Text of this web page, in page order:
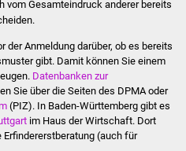
Formulare
Bürgerinfos
Bildung
Schulen
vom Gesamteindruck anderer bereits
der Anmeldung darüber, ob es bereits
gibt. Damit können Sie einem
Datenbanken zur
Sie über die Seiten des DPMA oder
(PIZ). In Baden-Württemberg gibt es
im Haus der Wirtschaft. Dort
(auch für